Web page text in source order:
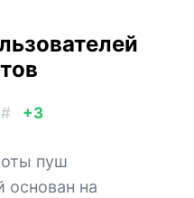
# +3
пуш
основан на